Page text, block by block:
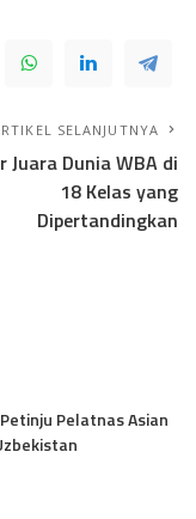
SELANJUTNYA
Juara Dunia WBA di
18 Kelas yang
Dipertandingkan
Pelatnas Asian